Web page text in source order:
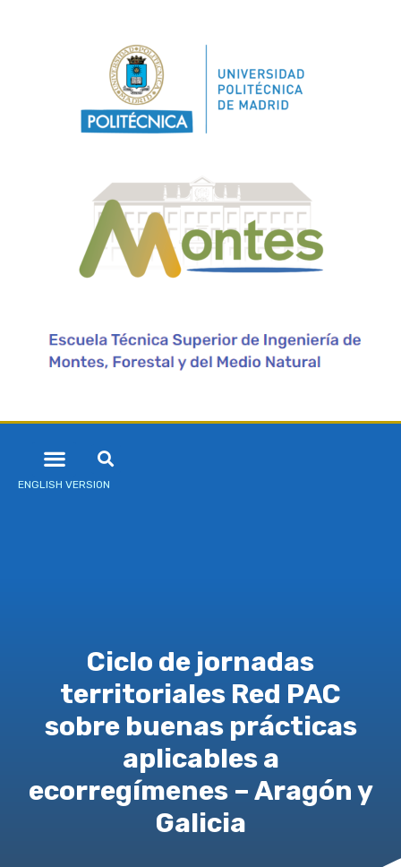
ENGLISH VERSION
Ciclo de jornadas
territoriales Red PAC
sobre buenas prácticas
aplicables a
ecorregímenes – Aragón y
Galicia